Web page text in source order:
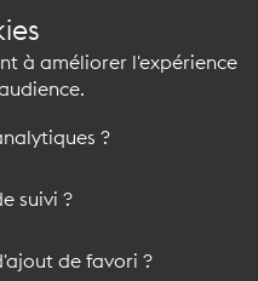
parisien, à la fois
et modernité
du lieu atypique
à améliorer l'expérience
?
suivi ?
de favori ?